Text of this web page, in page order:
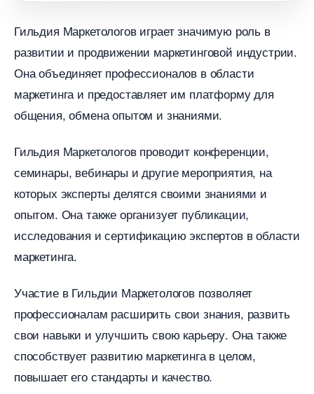
Гильдия Маркетологов играет значимую роль
развитии и продвижении маркетинговой индустрии.
Она объединяет профессионалов в области
маркетинга и предоставляет им платформу для
общения, обмена опытом и знаниями.​
Гильдия Маркетологов проводит конференции,
семинары, вебинары и другие мероприятия, на
которых эксперты делятся своими знаниями и
опытом. Она также организует публикации,
исследования и сертификацию экспертов в области
маркетинга.​
Участие в Гильдии Маркетологов позволяет
профессионалам расширить свои знания, развить
свои навыки и улучшить свою карьеру.​ Она также
способствует развитию маркетинга в целом,
повышает его стандарты и качество.